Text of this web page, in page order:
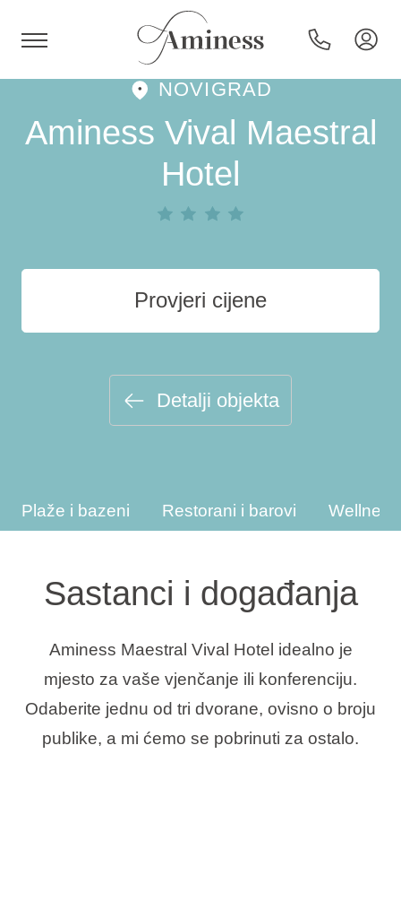
HR
Hoteli i resorti
Kampovi
Destinacije
Interesi
Brandovi
Blogovi
NOVIGRAD
Aminess Vival Maestral
Hotel
Provjeri cijene
Detalji objekta
Plaže i bazeni Restorani i barovi
Sastanci i događanja
Aminess Maestral Vival Hotel idealno je
mjesto za vaše vjenčanje ili konferenciju.
Odaberite jednu od tri dvorane, ovisno o broju
publike, a mi ćemo se pobrinuti za ostalo.